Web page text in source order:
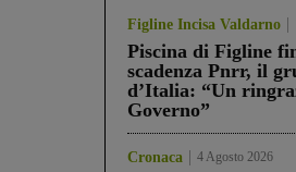
Figline Incisa Valdarno
Piscina di Figline
scadenza Pnrr, il
d’Italia: “Un
Governo”
Cronaca 4 Agosto 2026